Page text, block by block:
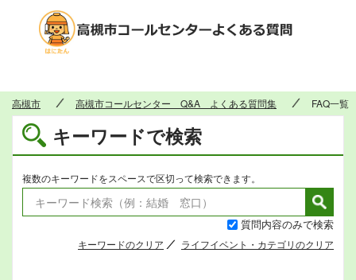
高槻市 高槻市コールセンター Q&A よくある質問集 FAQ一覧
キーワードで検索
複数のキーワードをスペースで区切って検索できます。
質問内容のみで検索
キーワードのクリア ライフイベント・カテゴリのクリア